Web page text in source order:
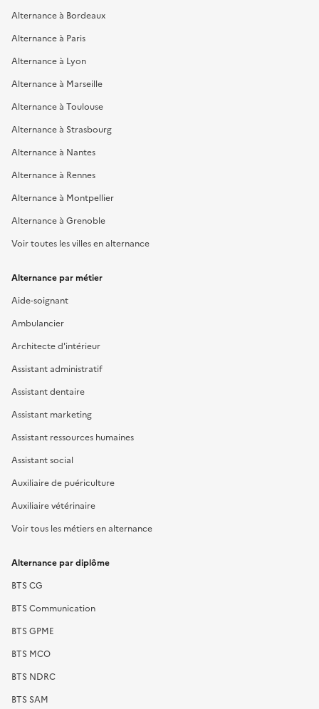
Alternance à Bordeaux
Alternance à Paris
Alternance à Lyon
Alternance à Marseille
Alternance à Toulouse
Alternance à Strasbourg
Alternance à Nantes
Alternance à Rennes
Alternance à Montpellier
Alternance à Grenoble
Voir toutes les villes en alternance
Alternance par métier
Aide-soignant
Ambulancier
Architecte d'intérieur
Assistant administratif
Assistant dentaire
Assistant marketing
Assistant ressources humaines
Assistant social
Auxiliaire de puériculture
Auxiliaire vétérinaire
Voir tous les métiers en alternance
Alternance par diplôme
BTS CG
BTS Communication
BTS GPME
BTS MCO
BTS NDRC
BTS SAM